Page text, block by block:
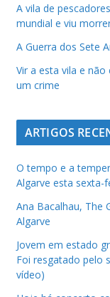
A vila de
mundial e viu
A Guerra dos Sete
Vir a esta vila e
um crime
ARTIGOS
O tempo e a
Algarve esta sexta-
Ana Bacalhau, The
Algarve
Jovem em estado
Foi resgatado pelo
vídeo)